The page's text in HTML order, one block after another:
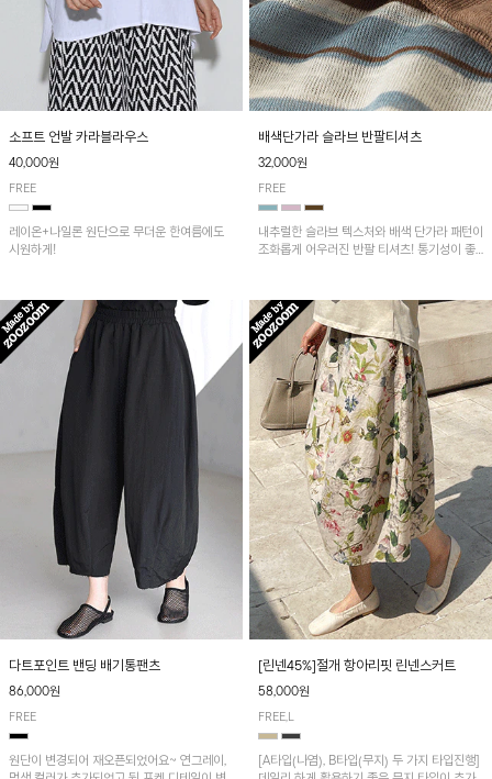
소프트 언발 카라블라우스
40,000원
FREE
레이온+나일론 원단으로 무더운 한여름에도
시원하게!
배색단가라 슬라브 반팔티셔츠
32,000원
FREE
내추럴한 슬라브 텍스처와 배색 단가라 패턴이
조화롭게 어우러진 반팔 티셔츠! 통기성이 좋
다트포인트 밴딩 배기통팬츠
86,000원
FREE
원단이 변경되어 재오픈되었어요~ 연그레이,
[린넨45%]절개 항아리핏 린넨스커트
58,000원
FREE,L
[A타입(나염), B타입(무지) 두 가지 타입진행]